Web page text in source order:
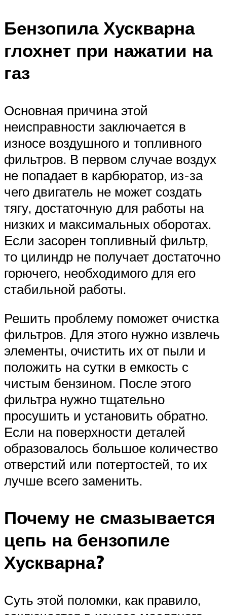
Бензопила Хускварна
глохнет при нажатии на
газ
Основная причина этой
неисправности заключается в
износе воздушного и топливного
фильтров. В первом случае воздух
не попадает в карбюратор, из-за
чего двигатель не может создать
тягу, достаточную для работы на
низких и максимальных оборотах.
Если засорен топливный фильтр,
то цилиндр не получает достаточно
горючего, необходимого для его
стабильной работы.
Решить проблему поможет очистка
фильтров. Для этого нужно извлечь
элементы, очистить их от пыли и
положить на сутки в емкость с
чистым бензином. После этого
фильтра нужно тщательно
просушить и установить обратно.
Если на поверхности деталей
образовалось большое количество
отверстий или потертостей, то их
лучше всего заменить.
Почему не смазывается
цепь на бензопиле
Хускварна?
Суть этой поломки, как правило,